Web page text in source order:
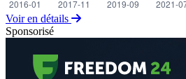
Voir en détails
Sponsorisé